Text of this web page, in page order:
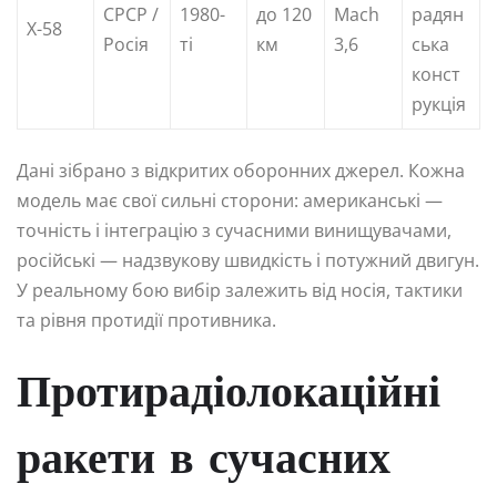
Х-58
СРСР /
Росія
1980-
ті
до 120
км
Mach
3,6
радян
ська
конст
рукція
Дані зібрано з відкритих оборонних джерел. Кожна
модель має свої сильні сторони: американські —
точність і інтеграцію з сучасними винищувачами,
російські — надзвукову швидкість і потужний двигун.
У реальному бою вибір залежить від носія, тактики
та рівня протидії противника.
Протирадіолокаційні
ракети в сучасних